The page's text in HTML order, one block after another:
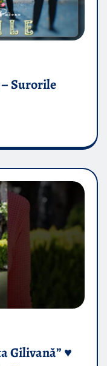
Surorile
Gilivană” ♥️